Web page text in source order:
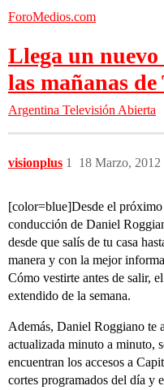
ForoMedios.com
Llega un
las mañanas de
Argentina Televisión Abierta
visionplus 18 Marzo, 2012
1
[color=blue]Desde el próximo
conducción de Daniel
desde que salís de tu casa
manera y con la mejor
Cómo vestirte antes de salir,
extendido de la semana.
Además, Daniel Roggiano te
actualizada minuto a minuto,
encuentran los accesos a
cortes programados del día y